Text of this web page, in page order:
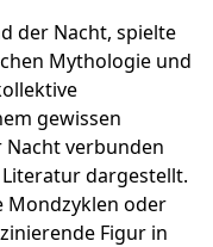
der Nacht, spielte
Mythologie und
gewissen
Nacht verbunden
dargestellt.
Mondzyklen oder
Figur in